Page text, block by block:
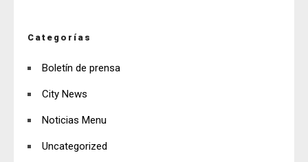
Categorías
Boletín de prensa
City News
Noticias Menu
Uncategorized